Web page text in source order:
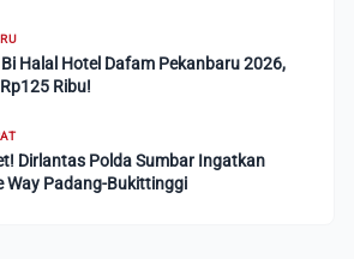
Halal Hotel Dafam Pekanbaru 2026,
Ribu!
Dirlantas Polda Sumbar Ingatkan
Way Padang-Bukittinggi